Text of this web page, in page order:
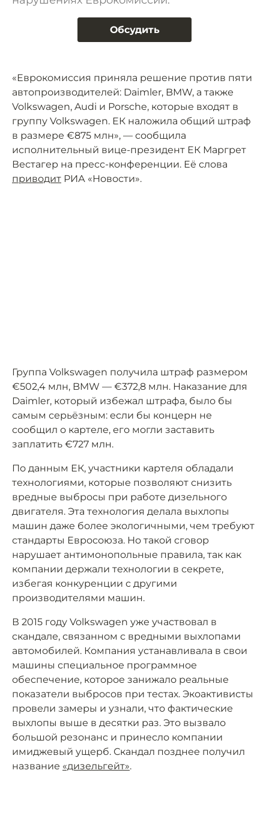
Обсудить
«Еврокомиссия приняла решение против пяти
автопроизводителей: Daimler, BMW, а также
Volkswagen, Audi и Porsche, которые входят в
группу Volkswagen. ЕК наложила общий штраф
в размере €875 млн», — сообщила
исполнительный вице-президент ЕК Маргрет
Вестагер на пресс-конференции. Её слова
приводит РИА «Новости».
Группа Volkswagen получила штраф размером
€502,4 млн, BMW — €372,8 млн. Наказание для
Daimler, который избежал штрафа, было бы
самым серьёзным: если бы концерн не
сообщил о картеле, его могли заставить
заплатить €727 млн.
По данным ЕК, участники картеля обладали
технологиями, которые позволяют снизить
вредные выбросы при работе дизельного
двигателя. Эта технология делала выхлопы
машин даже более экологичными, чем требуют
стандарты Евросоюза. Но такой сговор
нарушает антимонопольные правила, так как
компании держали технологии в секрете,
избегая конкуренции с другими
производителями машин.
В 2015 году Volkswagen уже участвовал в
скандале, связанном с вредными выхлопами
автомобилей. Компания устанавливала в свои
машины специальное программное
обеспечение, которое занижало реальные
показатели выбросов при тестах. Экоактивисты
провели замеры и узнали, что фактические
выхлопы выше в десятки раз. Это вызвало
большой резонанс и принесло компании
имиджевый ущерб. Скандал позднее получил
название «дизельгейт».